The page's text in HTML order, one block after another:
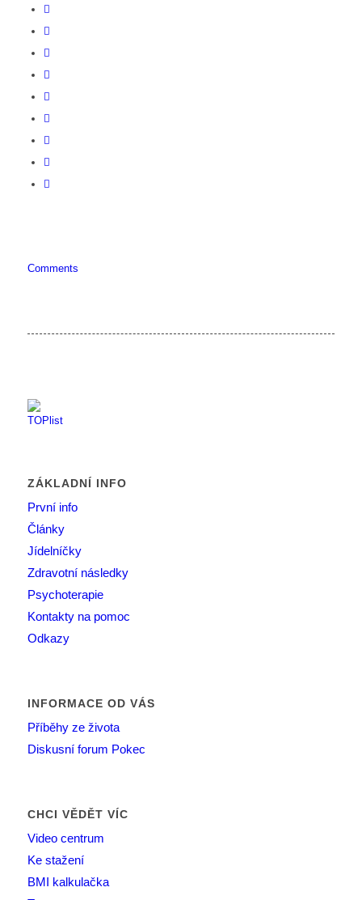
Comments
ZÁKLADNÍ INFO
První info
Články
Jídelníčky
Zdravotní následky
Psychoterapie
Kontakty na pomoc
Odkazy
INFORMACE OD VÁS
Příběhy ze života
Diskusní forum Pokec
CHCI VĚDĚT VÍC
Video centrum
Ke stažení
BMI kalkulačka